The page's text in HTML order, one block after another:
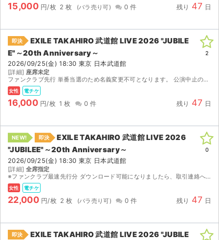
15,000 円/枚 2 枚 0 件 残り 47 日
即決
EXILE TAKAHIRO 武道館 LIVE 2026 "JUBILE
E"～20th Anniversary～
2026/09/25(金) 18:30 東京 日本武道館
[詳細] 座席未定
ファンクラブ先行 単番当選のため名義変更不可となります。 公演中止の場合のみ返金対応いたします。
女性 電チケ
16,000 円/枚 1 枚 0 件 残り 47 日
2
NEW! 即決
EXILE TAKAHIRO 武道館 LIVE 2026
"JUBILEE"～20th Anniversary～
2026/09/25(金) 18:30 東京 日本武道館
[詳細] 全席指定
※ファンクラブ最速先行分 ダウンロード可能になりましたら、取引連絡へQRコードの添付をさせていただく予定です。 もう1枚は名義変更可能になりますので、こちらの連絡を待たずにチケットブック登録...
女性 電チケ
22,000 円/枚 2 枚 0 件 残り 47 日
0
即決
EXILE TAKAHIRO 武道館 LIVE 2026 "JUBILE